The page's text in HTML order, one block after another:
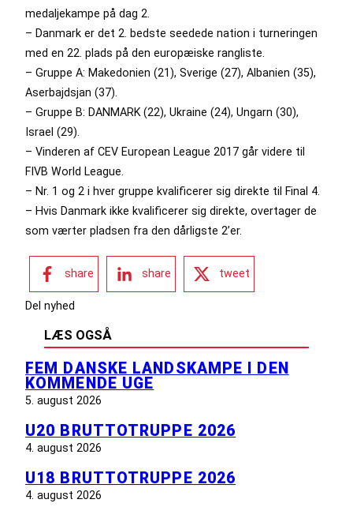
medaljekampe på dag 2.
– Danmark er det 2. bedste seedede nation i turneringen
med en 22. plads på den europæiske rangliste.
– Gruppe A: Makedonien (21), Sverige (27), Albanien (35),
Aserbajdsjan (37).
– Gruppe B: DANMARK (22), Ukraine (24), Ungarn (30),
Israel (29).
– Vinderen af CEV European League 2017 går videre til
FIVB World League.
– Nr. 1 og 2 i hver gruppe kvalificerer sig direkte til Final 4.
– Hvis Danmark ikke kvalificerer sig direkte, overtager de
som værter pladsen fra den dårligste 2’er.
share share tweet
Del nyhed
LÆS OGSÅ
FEM DANSKE LANDSKAMPE I DEN
KOMMENDE UGE
5. august 2026
U20 BRUTTOTRUPPE 2026
4. august 2026
U18 BRUTTOTRUPPE 2026
4. august 2026